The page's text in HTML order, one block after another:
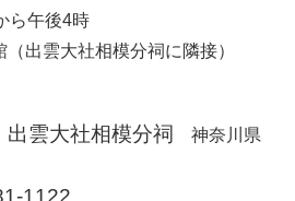
ら午後4時
出雲大社相模分祠に隣接）
出雲大社相模分祠
神奈川県
1122